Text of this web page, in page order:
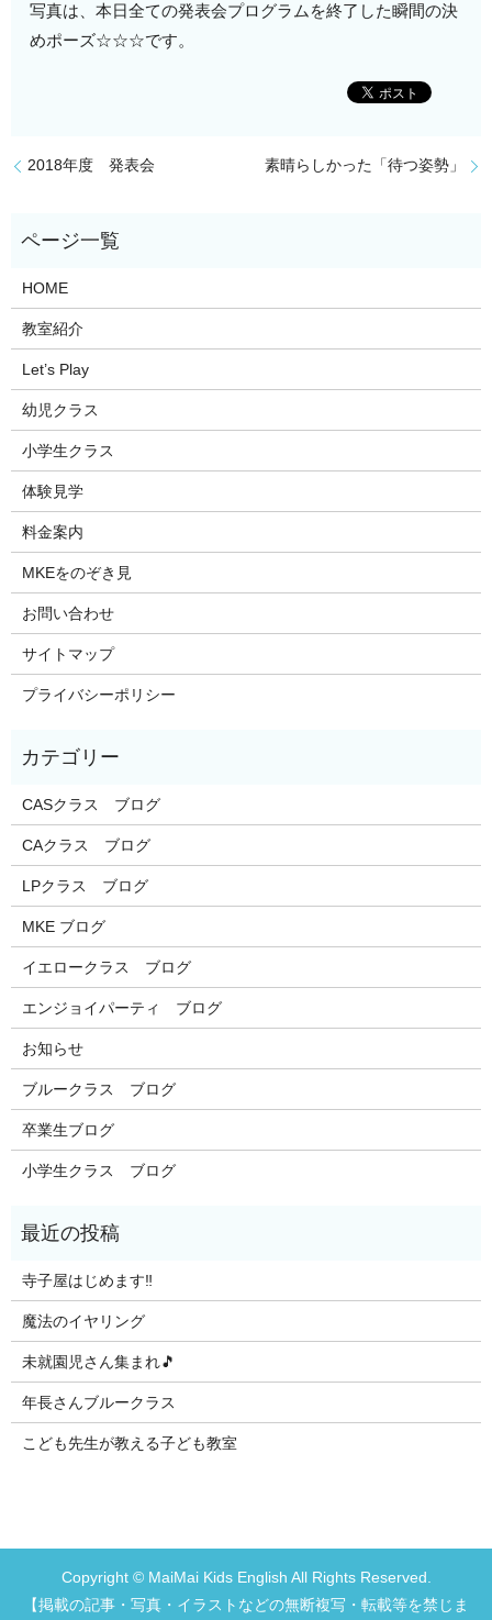
写真は、本日全ての発表会プログラムを終了した瞬間の決
めポーズ☆☆☆です。
2018年度 発表会 素晴らしかった「待つ姿勢」
HOME
教室紹介
Let’s Play
幼児クラス
小学生クラス
体験見学
料金案内
MKEをのぞき見
お問い合わせ
サイトマップ
プライバシーポリシー
CASクラス ブログ
CAクラス ブログ
LPクラス ブログ
MKE ブログ
イエロークラス ブログ
エンジョイパーティ ブログ
お知らせ
ブルークラス ブログ
卒業生ブログ
小学生クラス ブログ
寺子屋はじめます‼️
魔法のイヤリング
未就園児さん集まれ🎵
年長さんブルークラス
こども先生が教える子ども教室
Copyright © MaiMai Kids English All Rights Reserved.
【掲載の記事・写真・イラストなどの無断複写・転載等を禁じま